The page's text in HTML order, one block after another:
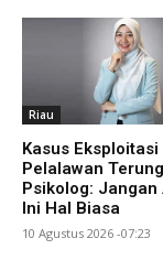
Riau
Kasus Eksploitasi
Pelalawan
Psikolog: Jangan
Ini Hal Biasa
10 Agustus 2026 -07:23